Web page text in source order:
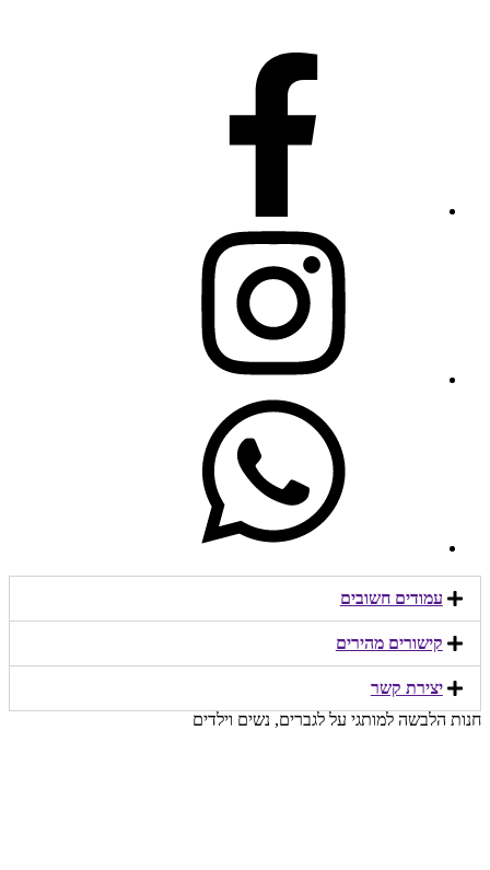
עמודים חשובים
קישורים מהירים​
יצירת קשר​
חנות הלבשה למותגי על לגברים, נשים וילדים